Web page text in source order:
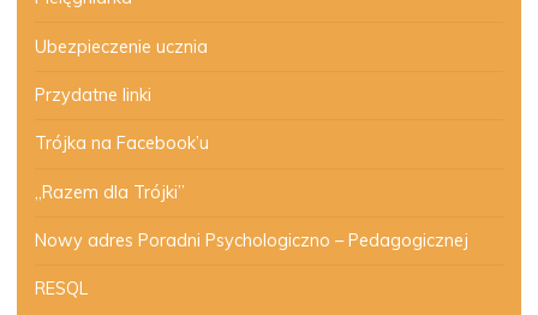
Ubezpieczenie ucznia
Przydatne linki
Trójka na Facebook’u
„Razem dla Trójki”
Nowy adres Poradni Psychologiczno – Pedagogicznej
RESQL